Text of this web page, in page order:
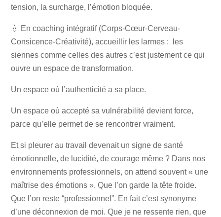
tension, la surcharge, l’émotion bloquée.
💧 En coaching intégratif (Corps-Cœur-Cerveau-
Consicence-Créativité), accueillir les larmes : les
siennes comme celles des autres c’est justement ce qui
ouvre un espace de transformation.
Un espace où l’authenticité a sa place.
Un espace où accepté sa vulnérabilité devient force,
parce qu’elle permet de se rencontrer vraiment.
Et si pleurer au travail devenait un signe de santé
émotionnelle, de lucidité, de courage même ? Dans nos
environnements professionnels, on attend souvent « une
maîtrise des émotions ». Que l’on garde la tête froide.
Que l’on reste “professionnel”. En fait c’est synonyme
d’une déconnexion de moi. Que je ne ressente rien, que